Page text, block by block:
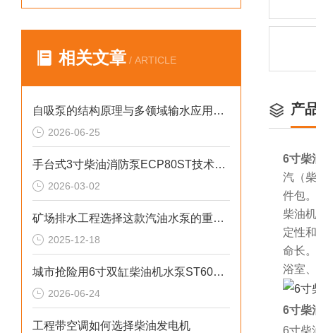
相关文章 / ARTICLE
自吸泵的结构原理与多领域输水应用探析
2026-06-25
手台式3寸柴油消防泵ECP80ST技术参数
2026-03-02
矿场排水工程选择这款汽油水泵的重要性
2025-12-18
城市抢险用6寸双缸柴油机水泵ST60DS产品介绍
2026-06-24
工程带空调如何选择柴油发电机
产
6寸柴
汽（
件包。
柴油
定性
命长
浴室
6寸柴
6寸柴